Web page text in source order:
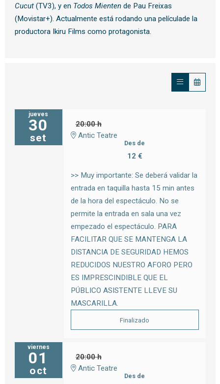
Cucut(TV3), y en Todos Mientende Pau Freixas
(Movistar+). Actualmente está rodando una películade la
productora Ikiru Films como protagonista.
jueves
30
set
20:00 h
Antic Teatre
Des de
12 €
>> Muy importante: Se deberá validar la
entrada en taquilla hasta 15 min antes
de la hora del espectáculo. No se
permite la entrada en sala una vez
empezado el espectáculo. PARA
FACILITAR QUE SE MANTENGA LA
DISTANCIA DE SEGURIDAD HEMOS
REDUCIDOS NUESTRO AFORO PERO
ES IMPRESCINDIBLE QUE EL
PÚBLICO ASISTENTE LLEVE SU
MASCARILLA.
Finalizado
viernes
01
oct
20:00 h
Antic Teatre
Des de